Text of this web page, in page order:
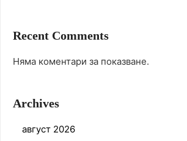
Recent Comments
Няма коментари за показване.
Archives
август 2026